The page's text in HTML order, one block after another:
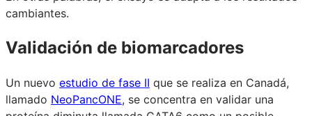
cambiantes.
Validación de biomarcadores
Un nuevo estudio de fase II que se realiza en Canadá,
llamado NeoPancONE, se concentra en validar una